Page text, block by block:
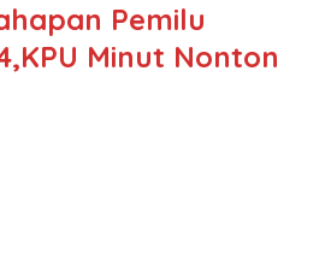
Pemilu
Minut Nonton